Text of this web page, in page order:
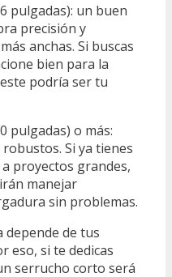
pulgadas): un buen
precisión y
anchas. Si buscas
bien para la
podría ser tu
pulgadas) o más:
Si ya tienes
proyectos grandes,
manejar
sin problemas.
depende de tus
eso, si te dedicas
serrucho corto será